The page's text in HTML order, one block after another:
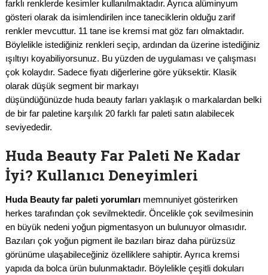
farklı renklerde kesimler kullanılmaktadır. Ayrıca alüminyum
gösteri olarak da isimlendirilen ince taneciklerin olduğu zarif
renkler mevcuttur. 11 tane ise kremsi mat göz farı olmaktadır.
Böylelikle istediğiniz renkleri seçip, ardından da üzerine istediğiniz
ışıltıyı koyabiliyorsunuz. Bu yüzden de uygulaması ve çalışması
çok kolaydır. Sadece fiyatı diğerlerine göre yüksektir. Klasik
olarak düşük segment bir markayı
düşündüğünüzde huda beauty farları yaklaşık o markalardan belki
de bir far paletine karşılık 20 farklı far paleti satın alabilecek
seviyededir.
Huda Beauty Far Paleti Ne Kadar
İyi? Kullanıcı Deneyimleri
Huda Beauty far paleti yorumları memnuniyet gösterirken
herkes tarafından çok sevilmektedir. Öncelikle çok sevilmesinin
en büyük nedeni yoğun pigmentasyon un bulunuyor olmasıdır.
Bazıları çok yoğun pigment ile bazıları biraz daha pürüzsüz
görünüme ulaşabileceğiniz özelliklere sahiptir. Ayrıca kremsi
yapıda da bolca ürün bulunmaktadır. Böylelikle çeşitli dokuları